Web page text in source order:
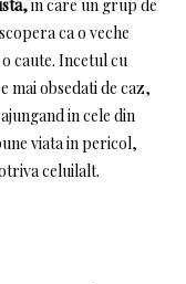
in care un grup de
ca o veche
caute. Incetul cu
mai obsedati de caz,
in cele din
viata in pericol,
celuilalt.